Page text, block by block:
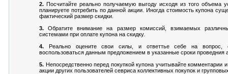
2. Посчитайте реально получаемую выгоду исходя из того объема
планируете потребить по данной акции. Иногда стоимость купона
фактический размер скидки.
3. Обратите внимание на размер комиссий, взимаемых
системами при оплате купона на скидку.
4. Реально оцените свои силы, и ответтье себе на
воспользоваться данным предложением в указанные сроки проведния
5. Непосредственно перед покупкой купона учитывайте комментарии
акции других пользователей севриса коллективных покупок и